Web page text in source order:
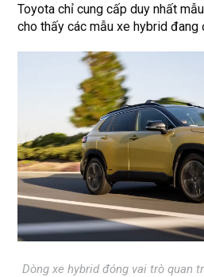
Toyota chỉ cung cấp duy nhất
cho thấy các mẫu xe hybrid đang
Dòng xe hybrid đóng vai trò quan